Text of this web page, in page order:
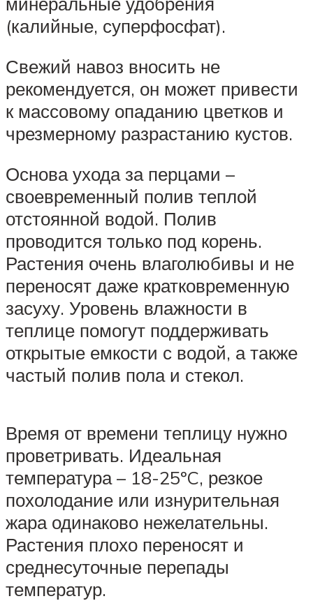
(калийные, суперфосфат).
Свежий навоз вносить не
рекомендуется, он может привести
к массовому опаданию цветков и
чрезмерному разрастанию кустов.
Основа ухода за перцами –
своевременный полив теплой
отстоянной водой. Полив
проводится только под корень.
Растения очень влаголюбивы и не
переносят даже кратковременную
засуху. Уровень влажности в
теплице помогут поддерживать
открытые емкости с водой, а также
частый полив пола и стекол.
Время от времени теплицу нужно
проветривать. Идеальная
температура – 18-25ºC, резкое
похолодание или изнурительная
жара одинаково нежелательны.
Растения плохо переносят и
среднесуточные перепады
температур.